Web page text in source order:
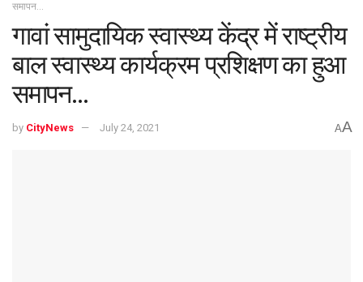
समापन…
गावां सामुदायिक स्वास्थ्य केंद्र में राष्ट्रीय
बाल स्वास्थ्य कार्यक्रम प्रशिक्षण का हुआ
समापन…
by CityNews July 24, 2021 AA